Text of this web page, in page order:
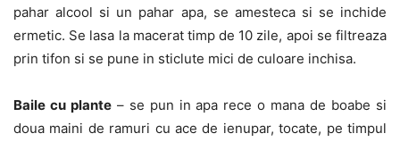
pahar alcool si un pahar apa, se amesteca si se inchide
ermetic. Se lasa la macerat timp de 10 zile, apoi se filtreaza
prin tifon si se pune in sticlute mici de culoare inchisa.
Baile cu plante– se pun in apa rece o mana de boabe si
doua maini de ramuri cu ace de ienupar, tocate, pe timpul